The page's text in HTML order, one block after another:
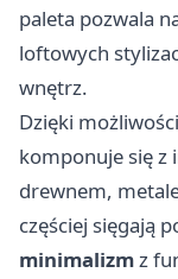
paleta pozwala
loftowych
wnętrz.
Dzięki
komponuje się z
drewnem,
częściej sięgają
minimalizmz